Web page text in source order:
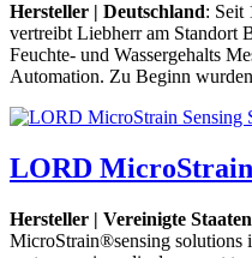
Hersteller | Deutschland: Seit
vertreibt Liebherr am Standort
Feuchte- und Wassergehalts
Automation. Zu Beginn
LORD MicroStrain
Hersteller | Vereinigte Staaten
MicroStrain®sensing solutions